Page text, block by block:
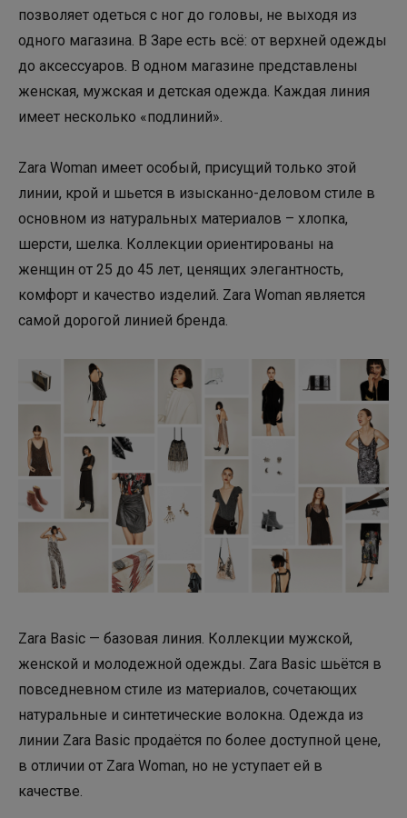
позволяет одеться с ног до головы, не выходя из
одного магазина. В Заре есть всё: от верхней одежды
до аксессуаров. В одном магазине представлены
женская, мужская и детская одежда. Каждая линия
имеет несколько «подлиний».
Zara Woman имеет особый, присущий только этой
линии, крой и шьется в изысканно-деловом стиле в
основном из натуральных материалов – хлопка,
шерсти, шелка. Коллекции ориентированы на
женщин от 25 до 45 лет, ценящих элегантность,
комфорт и качество изделий. Zara Woman является
самой дорогой линией бренда.
Zara Basic — базовая линия. Коллекции мужской,
женской и молодежной одежды. Zara Basic шьётся в
повседневном стиле из материалов, сочетающих
натуральные и синтетические волокна. Одежда из
линии Zara Basic продаётся по более доступной цене,
в отличии от Zara Woman, но не уступает ей в
качестве.